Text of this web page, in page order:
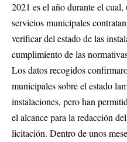
2021 es el año durante el
servicios municipales
verificar del estado de las
cumplimiento de las
Los datos recogidos
municipales sobre el estado
instalaciones, pero han
el alcance para la redacción
licitación. Dentro de unos